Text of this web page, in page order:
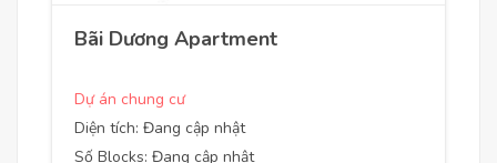
Bãi Dương Apartment
Dự án chung cư
Diện tích: Đang cập nhật
Số Blocks: Đang cập nhật